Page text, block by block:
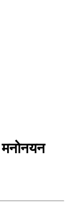
मनोनयन